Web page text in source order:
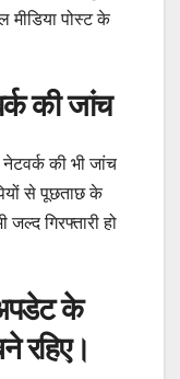
मीडिया पोस्ट के
की जांच
की भी जांच
से पूछताछ के
गिरफ्तारी हो
के
रहिए।